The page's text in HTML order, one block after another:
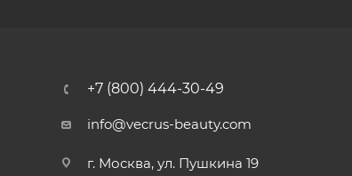
+7 (800) 444-30-49
info@vecrus-beauty.com
г. Москва, ул. Пушкина 19